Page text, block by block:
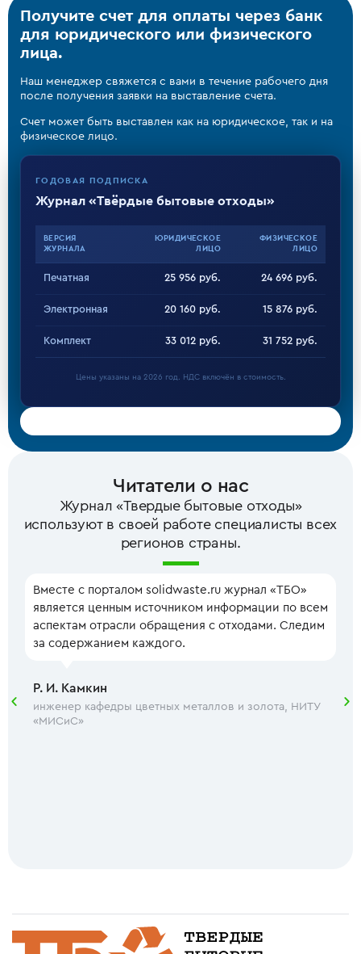
Получите счет для оплаты через банк
для юридического или физического
лица.
Наш менеджер свяжется с вами в течение рабочего дня
после получения заявки на выставление счета.
Счет может быть выставлен как на юридическое, так и на
физическое лицо.
ГОДОВАЯ ПОДПИСКА
Журнал «Твёрдые бытовые отходы»
ВЕРСИЯ
ЖУРНАЛА
ЮРИДИЧЕСКОЕ
ЛИЦО
ФИЗИЧЕСКОЕ
ЛИЦО
Печатная 25 956 руб. 24 696 руб.
Электронная 20 160 руб. 15 876 руб.
Комплект 33 012 руб. 31 752 руб.
Цены указаны на 2026 год. НДС включён в стоимость.
Читатели о нас
Журнал «Твердые бытовые отходы»
используют в своей работе специалисты всех
регионов страны.
Вместе с порталом solidwaste.ru журнал «ТБО»
является ценным источником информации по всем
аспектам отрасли обращения с отходами. Следим
за содержанием каждого.
Р. И. Камкин
инженер кафедры цветных металлов и золота, НИТУ
«МИСиС»